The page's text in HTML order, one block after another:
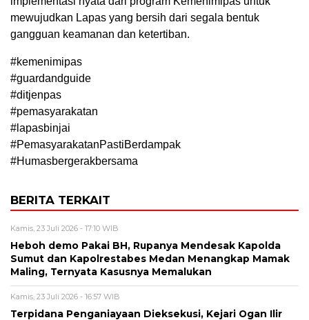
mewujudkan Lapas yang bersih dari segala bentuk
gangguan keamanan dan ketertiban.
#kemenimipas
#guardandguide
#ditjenpas
#pemasyarakatan
#lapasbinjai
#PemasyarakatanPastiBerdampak
#Humasbergerakbersama
BERITA TERKAIT
Kamis, 23 Juli 2026 - 17:10 WIB
Heboh demo Pakai BH, Rupanya Mendesak Kapolda
Sumut dan Kapolrestabes Medan Menangkap Mamak
Maling, Ternyata Kasusnya Memalukan
Kamis, 23 Juli 2026 - 16:57 WIB
Terpidana Penganiayaan Dieksekusi, Kejari Ogan Ilir